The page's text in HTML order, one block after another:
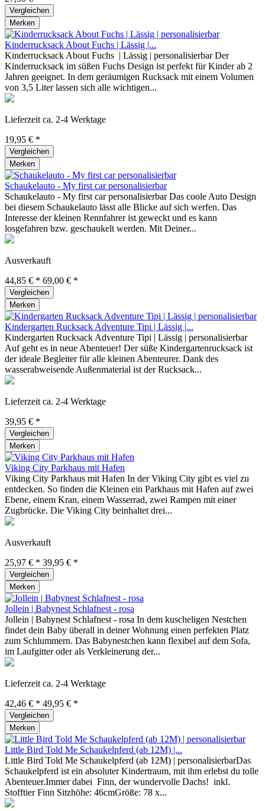
Vergleichen
Merken
Kinderrucksack About Fuchs | Lässig |...
Kinderrucksack About Fuchs | Lässig | personalisierbar Der
Kinderrucksack im süßen Fuchs Design ist perfekt für Kinder ab 2
Jahren geeignet. In dem geräumigen Rucksack mit einem Volumen
von 3,5 Liter lassen sich alle wichtigen...
Lieferzeit ca. 2-4 Werktage
19,95 € *
Vergleichen
Merken
Schaukelauto - My first car personalisierbar
Schaukelauto - My first car personalisierbar Das coole Auto Design
bei diesem Schaukelauto lässt alle Blicke auf sich werfen. Das
Interesse der kleinen Rennfahrer ist geweckt und es kann
losgefahren bzw. geschaukelt werden. Mit Deiner...
Ausverkauft
44,85 € * 69,00 € *
Vergleichen
Merken
Kindergarten Rucksack Adventure Tipi | Lässig |...
Kindergarten Rucksack Adventure Tipi | Lässig | personalisierbar
Auf geht es in neue Abenteuer! Der süße Kindergartenrucksack ist
der ideale Begleiter für alle kleinen Abenteurer. Dank des
wasserabweisende Außenmaterial ist der Rucksack...
Lieferzeit ca. 2-4 Werktage
39,95 € *
Vergleichen
Merken
Viking City Parkhaus mit Hafen
Viking City Parkhaus mit Hafen In der Viking City gibt es viel zu
entdecken. So finden die Kleinen ein Parkhaus mit Hafen auf zwei
Ebene, einem Kran, einem Wasserrad, zwei Rampen mit einer
Zugbrücke. Die Viking City beinhaltet drei...
Ausverkauft
25,97 € * 39,95 € *
Vergleichen
Merken
Jollein | Babynest Schlafnest - rosa
Jollein | Babynest Schlafnest - rosa In dem kuscheligen Nestchen
findet dein Baby überall in deiner Wohnung einen perfekten Platz
zum Schlummern. Das Babynestchen kann flexibel auf dem Sofa,
im Laufgitter oder als Verkleinerung der...
Lieferzeit ca. 2-4 Werktage
42,46 € * 49,95 € *
Vergleichen
Merken
Little Bird Told Me Schaukelpferd (ab 12M) |...
Little Bird Told Me Schaukelpferd (ab 12M) | personalisierbarDas
Schaukelpferd ist ein absoluter Kindertraum, mit ihm erlebst du tolle
Abenteuer.Immer dabei Finn, der wundervolle Dachs! inkl.
Stofftier Finn Sitzhöhe: 46cmGröße: 78 x...